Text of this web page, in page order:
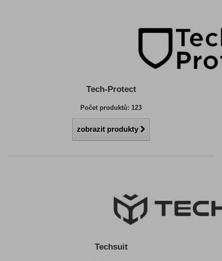
Tech-Protect
Počet produktů: 123
zobrazit produkty
Techsuit